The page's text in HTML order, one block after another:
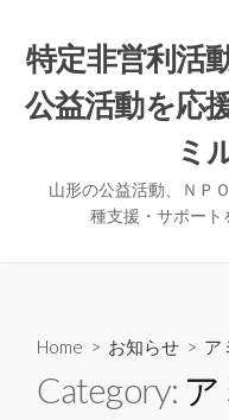
特定非営利活
公益活動を応
ミ
山形の公益活動、ＮＰ
種支援・サポート
Home > お知らせ > ア
Category: